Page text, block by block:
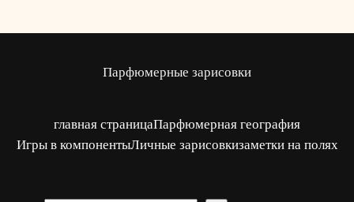
Парфюмерные зарисовки
главная страницаПарфюмерная география
Игры в компонентыЛичные зарисовкизаметки на полях